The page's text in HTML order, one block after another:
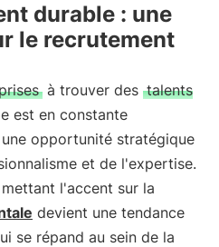
durable : une
le recrutement
à trouver des talents
est en constante
opportunité stratégique
et de l'expertise.
l'accent sur la
devient une tendance
se répand au sein de la